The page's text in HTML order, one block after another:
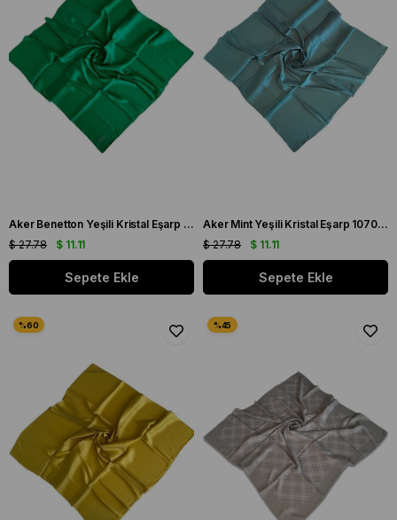
Aker Benetton Yeşili Kristal Eşarp 1070900 - 957
$ 11.11
$ 27.78
Sepete Ekle
Aker Mint Yeşili Kristal Eşarp 1070900 - 952
$ 11.11
$ 27.78
Sepete Ekle